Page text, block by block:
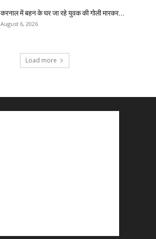
करनाल में बहन के घर जा रहे युवक की गोली मारकर...
August 6, 2026
Load more